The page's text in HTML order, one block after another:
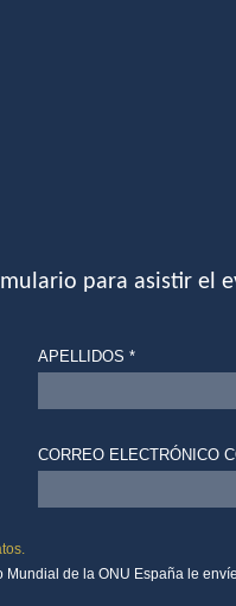
para asistir el
APELLIDOS *
CORREO ELECTRÓNICO
de la ONU España le